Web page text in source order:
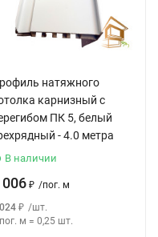
натяжного
карнизный с
ПК 5, белый
- 4.0 метра
В наличии
006 ₽ /пог. м
₽ /шт.
м = 0,25 шт.